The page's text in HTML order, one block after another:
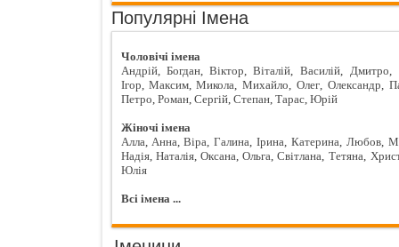
Популярні Імена
Чоловічі імена
Андрій, Богдан, Віктор, Віталій, Василій, Дмитро,
Ігор, Максим, Микола, Михайло, Олег, Олександр,
Петро, Роман, Сергій, Степан, Тарас, Юрій
Жіночі імена
Алла, Анна, Віра, Галина, Ірина, Катерина, Любов,
Надія, Наталія, Оксана, Ольга, Світлана, Тетяна,
Юлія
Всі імена ...